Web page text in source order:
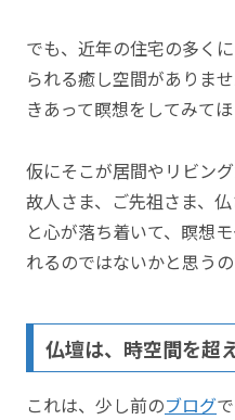
でも、近年の住宅の多く
られる癒し空間がありま
きあって瞑想をしてみてほ
仮にそこが居間やリビン
故人さま、ご先祖さま、
と心が落ち着いて、瞑想
れるのではないかと思うの
仏壇は、時空間を超
これは、少し前のブログ